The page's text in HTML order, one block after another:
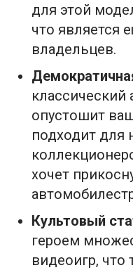
для этой
что является
владельцев.
опустошит
подходит для
хочет
Культовый
героем
видеоигр, что